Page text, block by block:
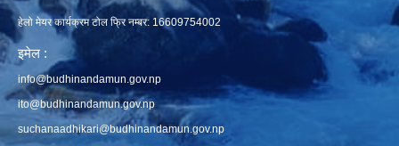
हेलो मेयर कार्यक्रम टोल फ्रि नम्बर: 16609754002
इमेल :
info@budhinandamun.gov.np
ito@budhinandamun.gov.np
suchanaadhikari@budhinandamun.gov.np